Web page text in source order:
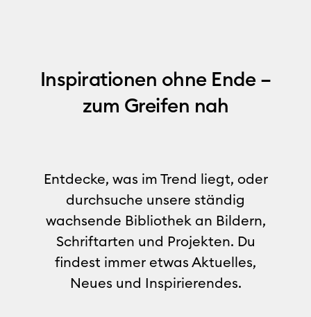
Inspirationen ohne Ende –
zum Greifen nah
Entdecke, was im Trend liegt, oder
durchsuche unsere ständig
wachsende Bibliothek an Bildern,
Schriftarten und Projekten. Du
findest immer etwas Aktuelles,
Neues und Inspirierendes.